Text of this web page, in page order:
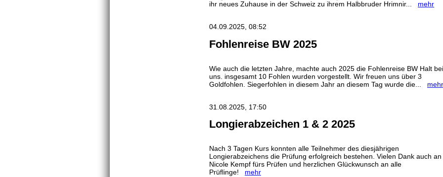
ihr neues Zuhause in der Schweiz zu ihrem Halbbruder Hrimnir... mehr
04.09.2025, 08:52
Fohlenreise BW 2025
Wie auch die letzten Jahre, machte auch 2025 die Fohlenreise BW Halt bei
uns. insgesamt 10 Fohlen wurden vorgestellt. Wir freuen uns über 3
Goldfohlen. Siegerfohlen in diesem Jahr an diesem Tag wurde die... mehr
31.08.2025, 17:50
Longierabzeichen 1 & 2 2025
Nach 3 Tagen Kurs konnten alle Teilnehmer des diesjährigen
Longierabzeichens die Prüfung erfolgreich bestehen. Vielen Dank auch an
Nicole Kempf fürs Prüfen und herzlichen Glückwunsch an alle
Prüflinge! mehr